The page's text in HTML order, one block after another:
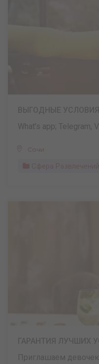
What’s app; Telegram,
Сочи
Сфера Развлечений
Приглашаем девочек